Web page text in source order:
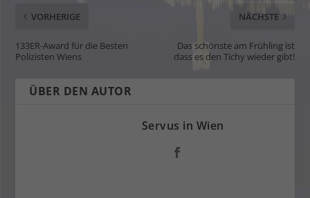
VORHERIGE
133ER-Award für die Besten
Polizisten Wiens
NÄCHSTE
Das schönste am Frühling ist
dass es den Tichy wieder gibt!
ÜBER DEN AUTOR
Servus in Wien